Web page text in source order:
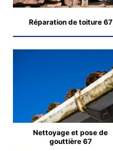
Réparation de toiture 67
Nettoyage et pose de
gouttière 67